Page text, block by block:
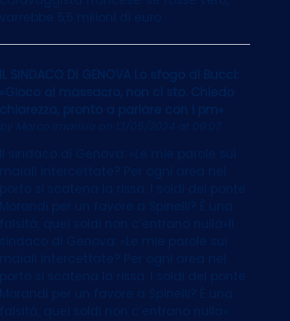
varrebbe 5,5 milioni di euro
IL SINDACO DI GENOVA Lo sfogo di Bucci:
«Gioco al massacro, non ci sto. Chiedo
chiarezza, pronto a parlare con i pm»
by Marco Imarisioon 13/05/2024 at 06:07
Il sindaco di Genova: «Le mie parole sui
maiali intercettate? Per ogni area nel
porto si scatena la rissa. I soldi del ponte
Morandi per un favore a Spinelli? È una
falsità, quei soldi non c’entrano nulla»Il
sindaco di Genova: «Le mie parole sui
maiali intercettate? Per ogni area nel
porto si scatena la rissa. I soldi del ponte
Morandi per un favore a Spinelli? È una
falsità, quei soldi non c’entrano nulla»